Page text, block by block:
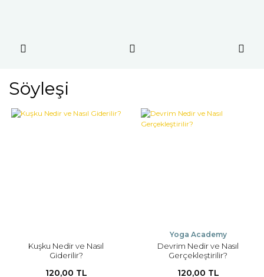
Söyleşi
Kuşku Nedir ve Nasıl
Giderilir?
120,00 TL
Yoga Academy
Devrim Nedir ve Nasıl
Gerçekleştirilir?
120,00 TL